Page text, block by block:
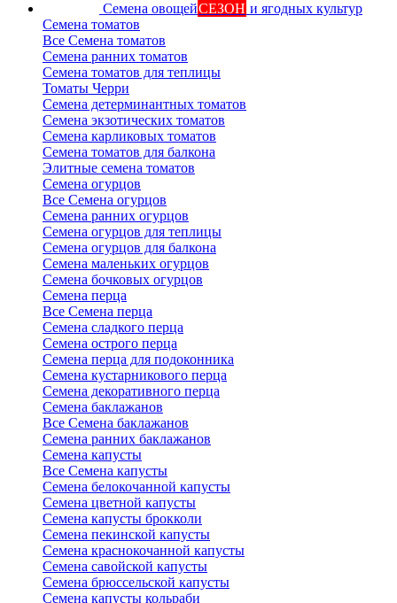
Семена овощейСЕЗОН и ягодных культур
Семена томатов
Все Семена томатов
Семена ранних томатов
Семена томатов для теплицы
Томаты Черри
Семена детерминантных томатов
Семена экзотических томатов
Семена карликовых томатов
Семена томатов для балкона
Элитные семена томатов
Семена огурцов
Все Семена огурцов
Семена ранних огурцов
Семена огурцов для теплицы
Семена огурцов для балкона
Семена маленьких огурцов
Семена бочковых огурцов
Семена перца
Все Семена перца
Семена сладкого перца
Семена острого перца
Семена перца для подоконника
Семена кустарникового перца
Семена декоративного перца
Семена баклажанов
Все Семена баклажанов
Семена ранних баклажанов
Семена капусты
Все Семена капусты
Семена белокочанной капусты
Семена цветной капусты
Семена капусты брокколи
Семена пекинской капусты
Семена краснокочанной капусты
Семена савойской капусты
Семена брюссельской капусты
Семена капусты кольраби